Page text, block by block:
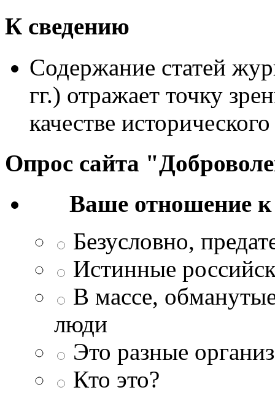
К сведению
Содержание статей
гг.) отражает точку
качестве
Опрос сайта
Ваше отношение
Безусловно,
Истинные
В массе,
люди
Это разные
Кто это?